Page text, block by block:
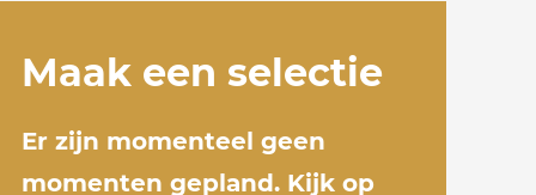
Maak een selectie
Er zijn momenteel geen
momenten gepland. Kijk op